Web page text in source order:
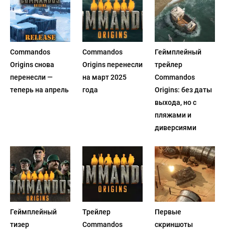
Commandos
Origins снова
перенесли —
теперь на апрель
Commandos
Origins перенесли
на март 2025
года
Геймплейный
трейлер
Commandos
Origins: без даты
выхода, но с
пляжами и
диверсиями
Геймплейный
тизер
Трейлер
Commandos
Первые
скриншоты